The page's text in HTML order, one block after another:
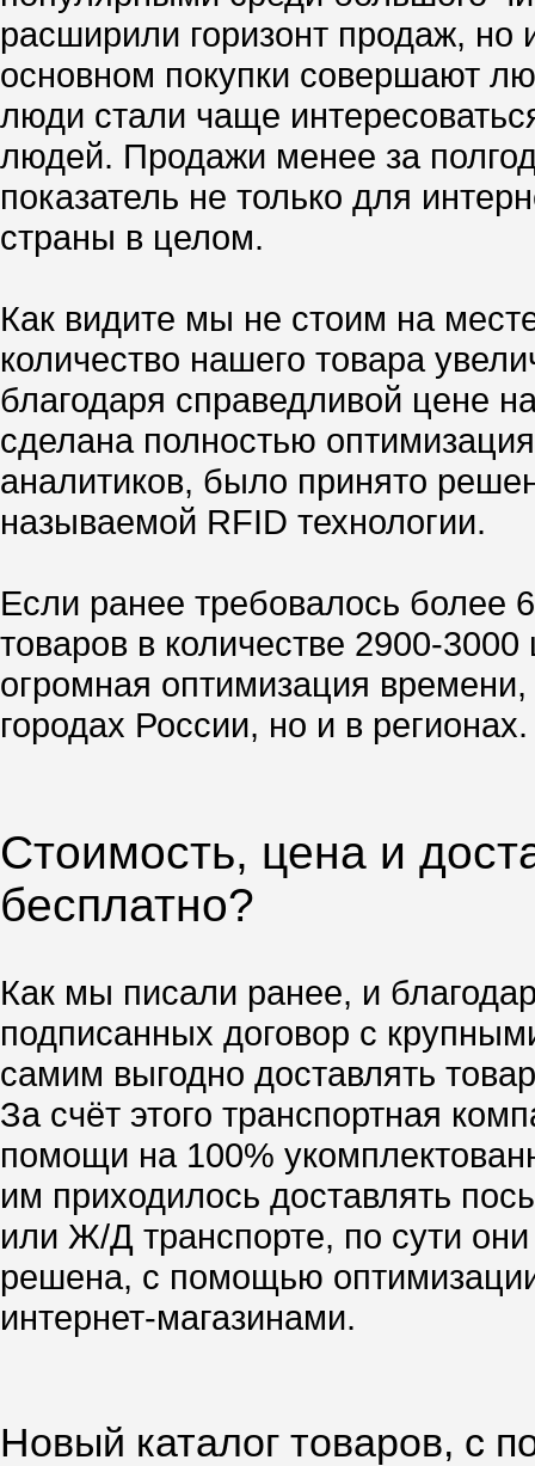
расширили горизонт продаж, но
основном покупки совершают
люди стали чаще
людей. Продажи менее за
показатель не только для
страны в целом.
Как видите мы не стоим на
количество нашего товара
благодаря справедливой цене
сделана полностью
аналитиков, было принято
называемой RFID технологии.
Если ранее требовалось более
товаров в количестве 2900-
огромная оптимизация
городах России, но и в регионах.
Стоимость, цена и
бесплатно?
Как мы писали ранее, и
подписанных договор с
самим выгодно доставлять
За счёт этого транспортная
помощи на 100%
им приходилось доставлять
или Ж/Д транспорте, по сути
решена, с помощью
интернет-магазинами.
Новый каталог товаров, с